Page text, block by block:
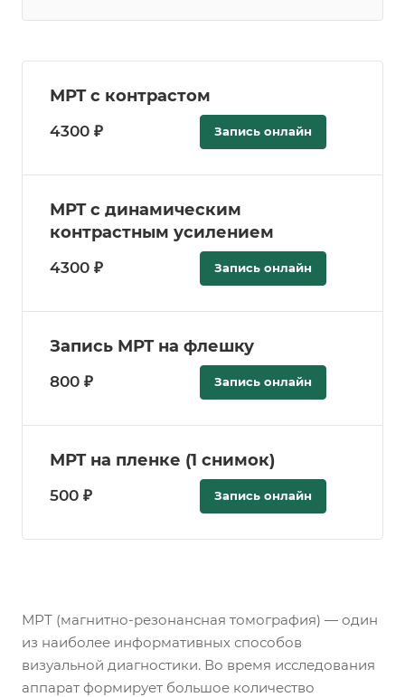
МРТ с контрастом
4300 ₽ Запись онлайн
МРТ с динамическим
контрастным усилением
4300 ₽ Запись онлайн
Запись МРТ на флешку
800 ₽ Запись онлайн
МРТ на пленке (1 снимок)
500 ₽ Запись онлайн
МРТ (магнитно-резонансная томография) — один
из наиболее информативных способов
визуальной диагностики. Во время исследования
аппарат формирует большое количество